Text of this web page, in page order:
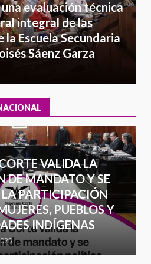
presuntos delitos de
organizada y
contrabando
2026
evaluación técnica
integral de las
la Escuela Secundaria
Sáenz Garza
VALIDA LA
DE MANDATO Y SE
PARTICIPACIÓN
PUEBLOS Y
INDÍGENAS